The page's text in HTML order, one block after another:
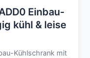
Einbau-
kühl & leise
Kühlschrank mit